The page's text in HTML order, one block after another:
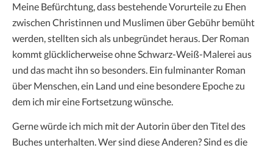
Meine Befürchtung, dass bestehende Vorurteile zu Ehen
zwischen Christinnen und Muslimen über Gebühr bemüht
werden, stellten sich als unbegründet heraus. Der Roman
kommt glücklicherweise ohne Schwarz-Weiß-Malerei aus
und das macht ihn so besonders. Ein fulminanter Roman
über Menschen, ein Land und eine besondere Epoche zu
dem ich mir eine Fortsetzung wünsche.
Gerne würde ich mich mit der Autorin über den Titel des
Buches unterhalten. Wer sind diese Anderen? Sind es die